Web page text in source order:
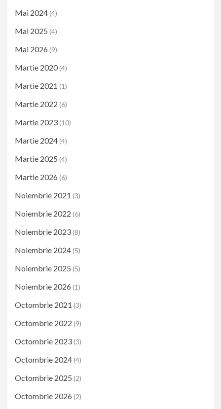
Mai 2024(4)
Mai 2025 (4)
Mai 2026 (9)
Martie 2020(4)
Martie 2021 (1)
Martie 2022 (6)
Martie 2023(10)
Martie 2024(4)
Martie 2025 (4)
Martie 2026 (6)
Noiembrie 2021 (3)
Noiembrie 2022 (6)
Noiembrie 2023(8)
Noiembrie 2024(5)
Noiembrie 2025 (5)
Noiembrie 2026 (1)
Octombrie 2021 (3)
Octombrie 2022 (9)
Octombrie 2023(3)
Octombrie 2024(4)
Octombrie 2025 (2)
Octombrie 2026 (2)